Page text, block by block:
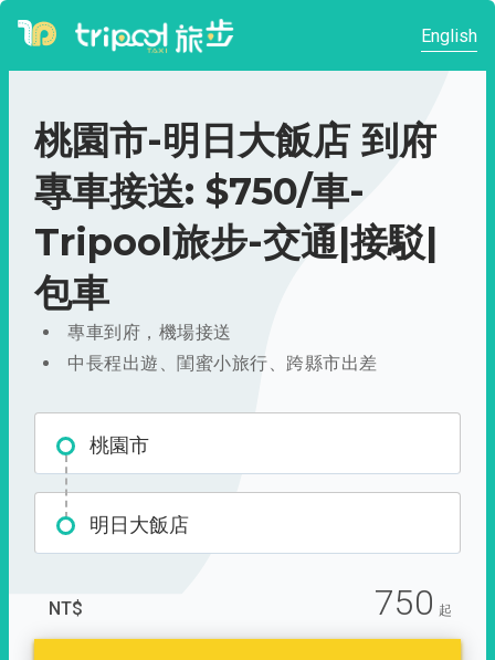
English
桃園市-明日大飯店 到府
專車接送: $750/車-
Tripool旅步-交通|接駁|
包車
專車到府，機場接送
中長程出遊、閨蜜小旅行、跨縣市出差
桃園市
明日大飯店
NT$ 750 起